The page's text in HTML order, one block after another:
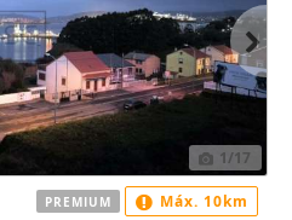
1/17
PREMIUM Máx. 10km